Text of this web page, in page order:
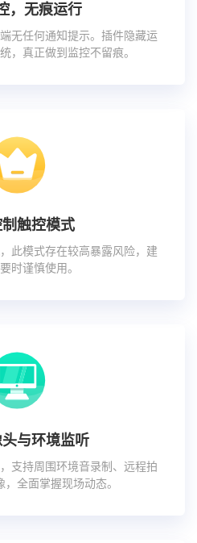
，无痕运行
无任何通知提示。插件隐藏运
，真正做到监控不留痕。
触控模式
此模式存在较高暴露风险，建
时谨慎使用。
与环境监听
支持周围环境音录制、远程拍
全面掌握现场动态。